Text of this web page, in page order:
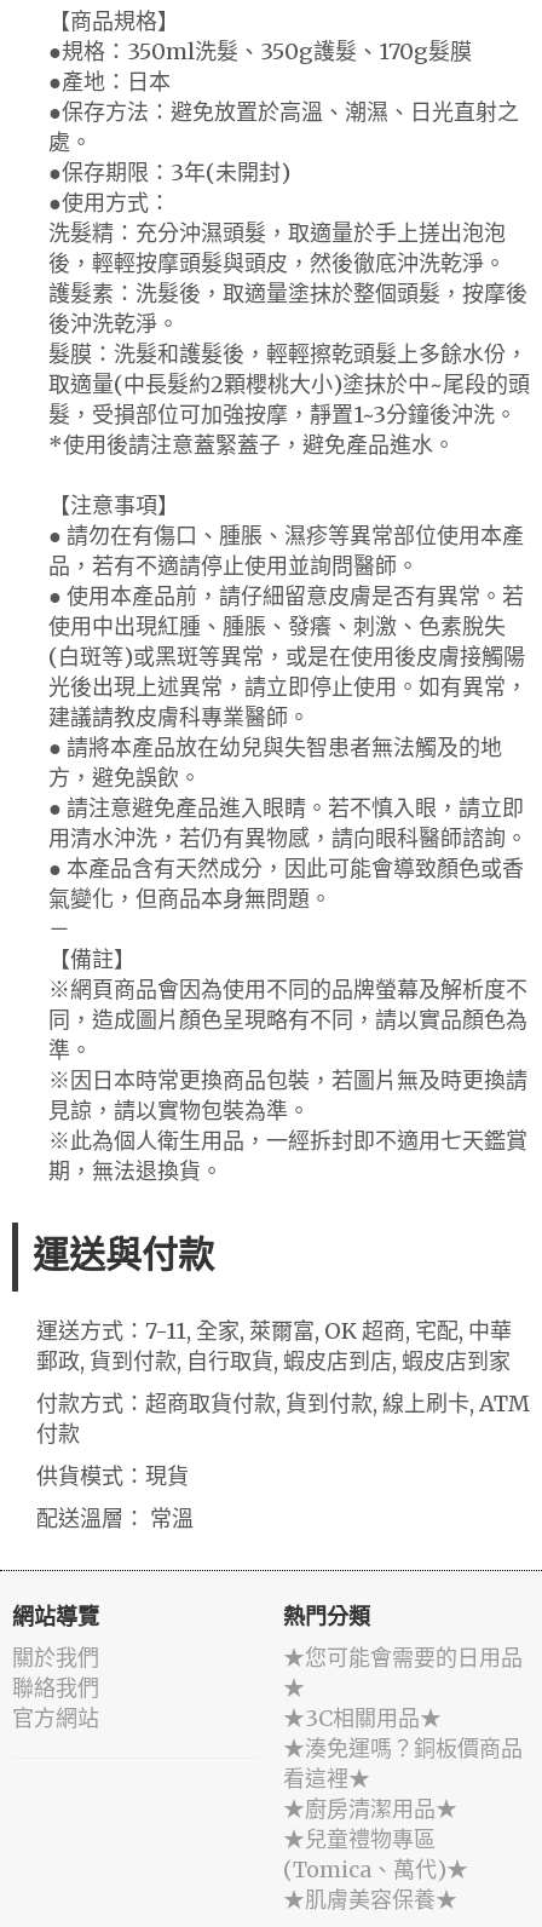
【商品規格】
●規格：350ml洗髮、350g護髮、170g髮膜
●產地：日本
●保存方法：避免放置於高溫、潮濕、日光直射之
處。
●保存期限：3年(未開封)
●使用方式：
洗髮精：充分沖濕頭髮，取適量於手上搓出泡泡
後，輕輕按摩頭髮與頭皮，然後徹底沖洗乾淨。
護髮素：洗髮後，取適量塗抹於整個頭髮，按摩後
後沖洗乾淨。
髮膜：洗髮和護髮後，輕輕擦乾頭髮上多餘水份，
取適量(中長髮約2顆櫻桃大小)塗抹於中~尾段的頭
髮，受損部位可加強按摩，靜置1~3分鐘後沖洗。
*使用後請注意蓋緊蓋子，避免產品進水。
【注意事項】
● 請勿在有傷口、腫脹、濕疹等異常部位使用本產
品，若有不適請停止使用並詢問醫師。
● 使用本產品前，請仔細留意皮膚是否有異常。若
使用中出現紅腫、腫脹、發癢、刺激、色素脫失
(白斑等)或黑斑等異常，或是在使用後皮膚接觸陽
光後出現上述異常，請立即停止使用。如有異常，
建議請教皮膚科專業醫師。
● 請將本產品放在幼兒與失智患者無法觸及的地
方，避免誤飲。
● 請注意避免產品進入眼睛。若不慎入眼，請立即
用清水沖洗，若仍有異物感，請向眼科醫師諮詢。
● 本產品含有天然成分，因此可能會導致顏色或香
氣變化，但商品本身無問題。
－
【備註】
※網頁商品會因為使用不同的品牌螢幕及解析度不
同，造成圖片顏色呈現略有不同，請以實品顏色為
準。
※因日本時常更換商品包裝，若圖片無及時更換請
見諒，請以實物包裝為準。
※此為個人衛生用品，一經拆封即不適用七天鑑賞
期，無法退換貨。
運送與付款
運送方式：7-11, 全家, 萊爾富, OK 超商, 宅配, 中華
郵政, 貨到付款, 自行取貨, 蝦皮店到店, 蝦皮店到家
付款方式：超商取貨付款, 貨到付款, 線上刷卡, ATM
付款
供貨模式：現貨
配送溫層： 常溫
網站導覽
關於我們
聯絡我們
官方網站
熱門分類
★您可能會需要的日用品
★
★3C相關用品★
★湊免運嗎？銅板價商品
看這裡★
★廚房清潔用品★
★兒童禮物專區
(Tomica、萬代)★
★肌膚美容保養★